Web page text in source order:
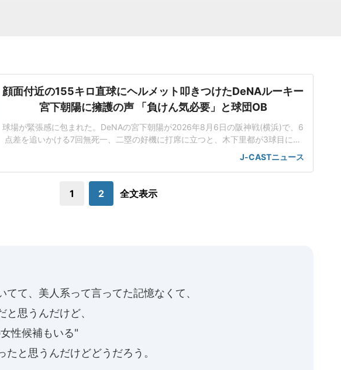
顔面付近の155キロ直球にヘルメット叩きつけたDeNAルーキー
宮下朝陽に擁護の声 「負けん気必要」と球団OB
球場が緊張感に包まれた。DeNAの宮下朝陽が2026年8月6日の阪神戦(横浜)で、6
点差を追いかける7回無死一、二塁の好機に打席に立つと、木下里都が3球目に投
じた155キロ直球が顔面付近へ。もんどり打ってよけた宮下は怒りの表情を見せて
ヘルメットを叩きつけた。「熱くなってしまった部分があったのでしょう」前日5
に死球を受けた。内
J-CASTニュース
1 2 全文表示
てて、美人系って言ってた記憶なくて、
と思うんだけど、
性候補もいる"
たと思うんだけどどうだろう。